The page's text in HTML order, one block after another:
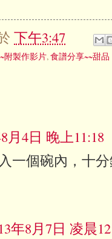
下午3:47
附製作影片, 食譜分享~~甜品
月4日 晚上11:18
一個碗內，十
年8月7日 凌晨